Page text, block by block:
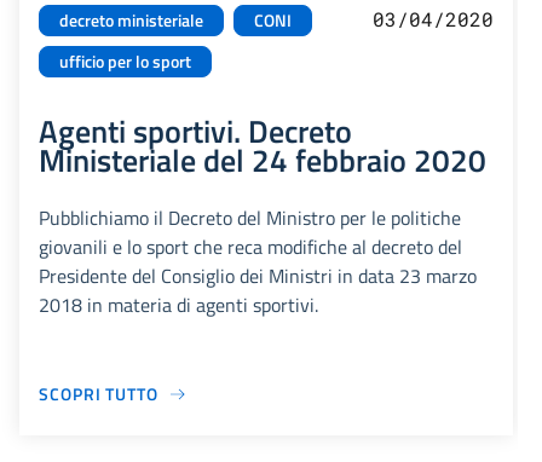
decreto ministeriale
CONI
ufficio per lo sport
03/04/2020
Agenti sportivi. Decreto
Ministeriale del 24 febbraio 2020
Pubblichiamo il Decreto del Ministro per le politiche
giovanili e lo sport che reca modifiche al decreto del
Presidente del Consiglio dei Ministri in data 23 marzo
2018 in materia di agenti sportivi.
SCOPRI TUTTO